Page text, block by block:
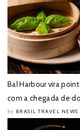
Bal Harbour vira
com a chegada de
by BRASIL TRAVEL NEWS